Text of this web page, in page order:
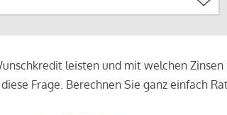
leisten und mit welchen
Frage. Berechnen Sie ganz einfach